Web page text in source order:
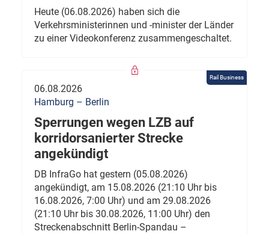
Heute (06.08.2026) haben sich die
Verkehrsministerinnen und -minister der Länder
zu einer Videokonferenz zusammengeschaltet.
Rail Business
06.08.2026
Hamburg – Berlin
Sperrungen wegen LZB auf
korridorsanierter Strecke
angekündigt
DB InfraGo hat gestern (05.08.2026)
angekündigt, am 15.08.2026 (21:10 Uhr bis
16.08.2026, 7:00 Uhr) und am 29.08.2026
(21:10 Uhr bis 30.08.2026, 11:00 Uhr) den
Streckenabschnitt Berlin-Spandau –